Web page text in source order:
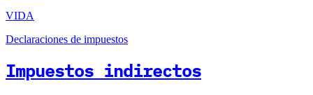
VIDA
Declaraciones de impuestos
Impuestos indirectos